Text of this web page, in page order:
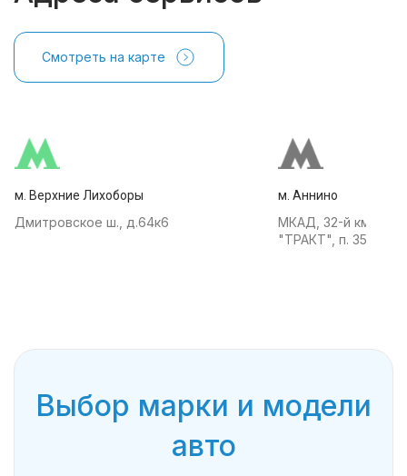
Смотреть на карте
м. Верхние Лихоборы
Дмитровское ш., д.64к6
м. Аннино
МКАД, 32-й км, АТК
"ТРАКТ", п. 35
Выбор марки и модели
авто